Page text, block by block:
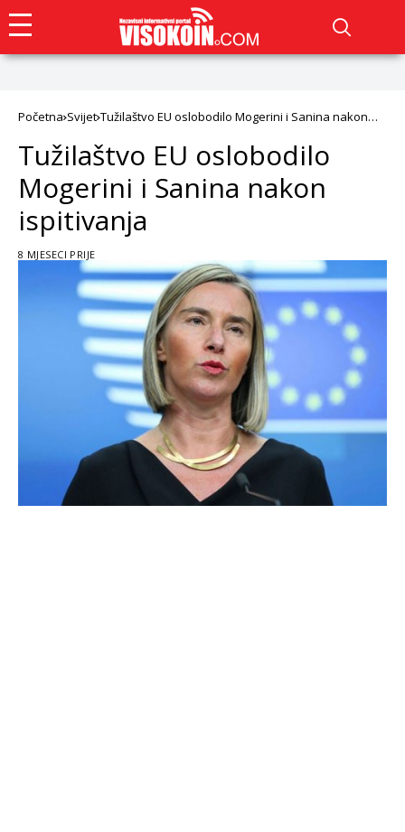
Početna Svijet Tužilaštvo EU oslobodilo Mogerini i Sanina nakon
Tužilaštvo EU oslobodilo
Mogerini i Sanina nakon
ispitivanja
8 MJESECI PRIJE